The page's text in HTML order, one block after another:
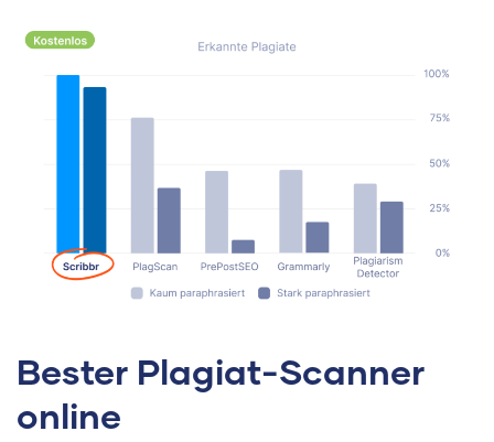
Bester Plagiat-Scanner
online